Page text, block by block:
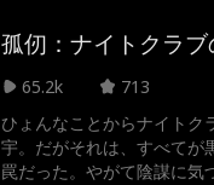
孤仞：ナイトクラ
65.2k
713
ひょんなことからナイトク
宇。だがそれは、すべてが
罠だった。やがて陰謀に気